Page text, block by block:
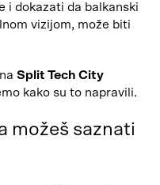
i dokazati da balkanski
vizijom, može biti
Split Tech City
kako su to napravili.
možeš saznati